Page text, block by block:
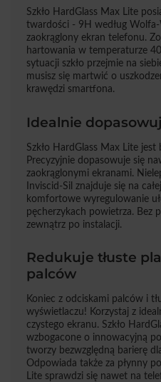
Szkło HardGlass Max Lite
twardości - 9H według Wolfa-
zaokrąglony ekran telefonu.
hartowania w temperaturze
sytuacji szkło przejmie na
musisz się martwić o
krawędzi smartfona.
Idealnie
Szkło HardGlass Max Lite
Precyzyjnie dopasowuje się
zaokrąglonymi ekranami.
Inviscid-Sil znajduje się na
komfortowe wyregulowanie
pęcherzykach powietrza. Bez
zewnątrz po instalacji.
Redukuje tłuste
palców
Koniec z odciskami palców i
wyświetlaczu! Korzystaj z
czystego ekranu. Szkło
wzbogacone o innowacyjną
tworzy bezwzględną barierę
Odpowiada także za płynny
Lite sprawdzi się nawet na